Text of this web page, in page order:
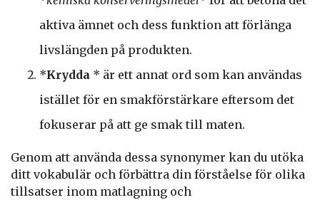
aktiva ämnet och dess funktion att förlänga
livslängden på produkten.
*Krydda * är ett annat ord som kan användas
istället för en smakförstärkare eftersom det
fokuserar på att ge smak till maten.
Genom att använda dessa synonymer kan du utöka
ditt vokabulär och förbättra din förståelse för olika
tillsatser inom matlagning och